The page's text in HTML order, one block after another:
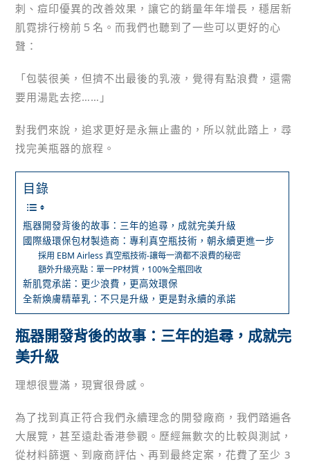
刺、痘印優異的改善效果，讓它的銷量年年增長，穩居新
肌霓排行榜前５名。而我們也聽到了一些可以更好的心
聲：
「包裝很美，但擠不出最後的乳液，覺得有點浪費，還需
要用湯匙去挖……」
對我們來說，追求更好是永無止盡的，所以就此踏上，尋
找完美瓶器的旅程。
目錄
瓶器開發背後的故事：三年的追尋，成就完美升級
國際級環保包材製造商：專利真空瓶技術，朝永續更進一步
採用 EBM Airless 真空瓶技術-讓每一滴都不浪費的秘密
額外升級亮點：單一PP材質，100%全瓶回收
新肌霓承諾：更少浪費，更高效環保
全新煥膚精華乳：不只是升級，更是對永續的承諾
瓶器開發背後的故事：三年的追尋，成就完
美升級
理想很豐滿，現實很骨感。
為了找到真正符合我們永續理念的開發廠商，我們踏遍各
大展覽，甚至遠赴香港參觀。歷經無數次的比較與測試，
從材料篩選、到廠商評估、再到最終定案，花費了至少 3